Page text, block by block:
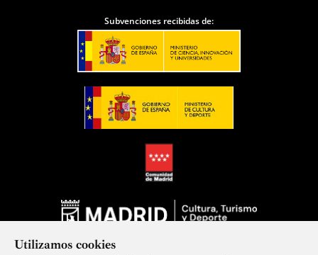
Utilizamos cookies
Subvenciones recibidas de: